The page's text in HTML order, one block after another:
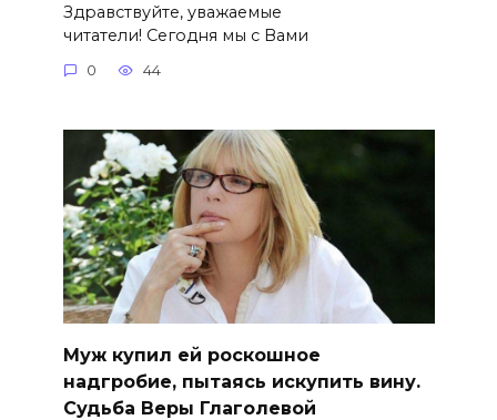
Здравствуйте, уважаемые
читатели! Сегодня мы с Вами
0 44
Муж купил ей роскошное
надгробие, пытаясь искупить вину.
Судьба Веры Глаголевой